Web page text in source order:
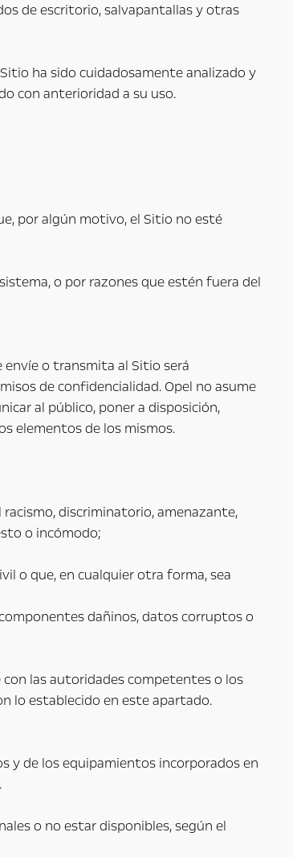
de escritorio, salvapantallas y otras
ha sido cuidadosamente analizado y
con anterioridad a su uso.
por algún motivo, el Sitio no esté
o por razones que estén fuera del
o transmita al Sitio será
de confidencialidad. Opel no asume
al público, poner a disposición,
elementos de los mismos.
discriminatorio, amenazante,
o incómodo;
o que, en cualquier otra forma, sea
dañinos, datos corruptos o
con las autoridades competentes o los
lo establecido en este apartado.
y de los equipamientos incorporados en
o no estar disponibles, según el